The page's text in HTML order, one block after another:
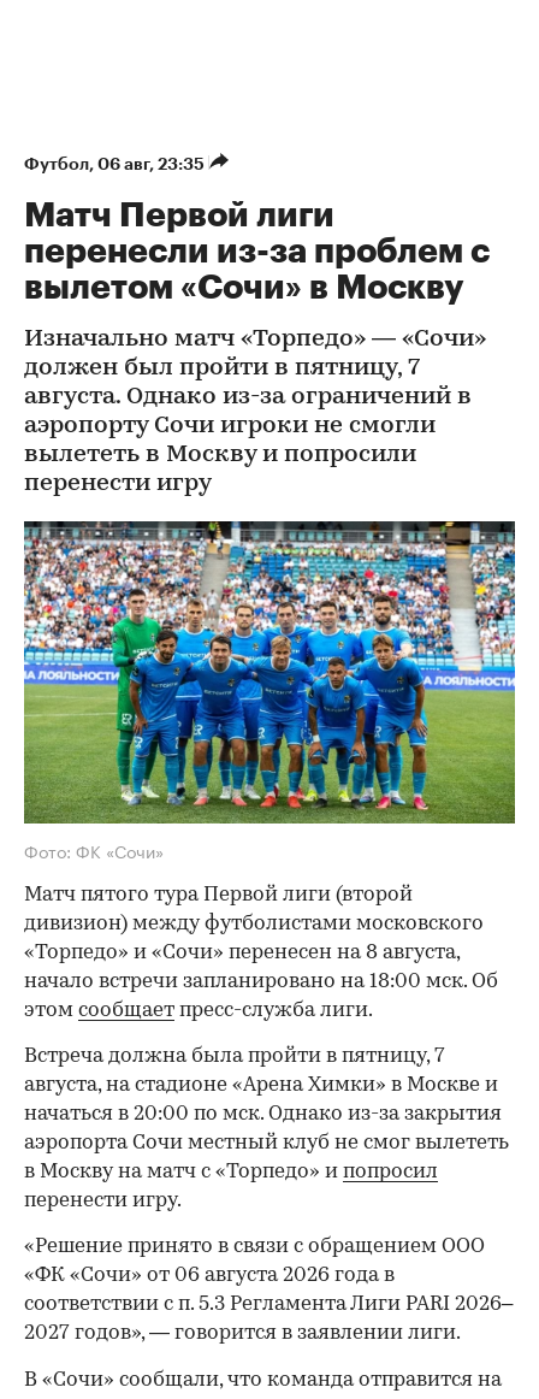
Футбол 06 авг, 23:35
Матч Первой лиги
перенесли из-за проблем с
вылетом «Сочи» в Москву
Изначально матч «Торпедо» — «Сочи»
должен был пройти в пятницу, 7
августа. Однако из-за ограничений в
аэропорту Сочи игроки не смогли
вылететь в Москву и попросили
перенести игру
Фото: ФК «Сочи»
Матч пятого тура Первой лиги (второй
дивизион) между футболистами московского
«Торпедо» и «Сочи» перенесен на 8 августа,
начало встречи запланировано на 18:00 мск. Об
этом сообщает пресс-служба лиги.
Встреча должна была пройти в пятницу, 7
августа, на стадионе «Арена Химки» в Москве и
начаться в 20:00 по мск. Однако из-за закрытия
аэропорта Сочи местный клуб не смог вылететь
в Москву на матч с «Торпедо» и попросил
перенести игру.
«Решение принято в связи с обращением ООО
«ФК «Сочи» от 06 августа 2026 года в
соответствии с п. 5.3 Регламента Лиги PARI 2026–
2027 годов», — говорится в заявлении лиги.
В «Сочи» сообщали, что команда отправится на